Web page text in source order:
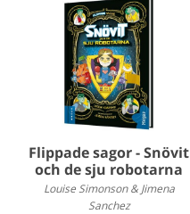
Flippade sagor - Snövit
och de sju robotarna
Louise Simonson & Jimena
Sanchez